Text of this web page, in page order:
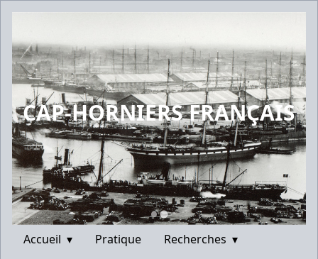
CAP-HORNIERS FRANÇAIS
Accueil ▾ Pratique Recherches ▾